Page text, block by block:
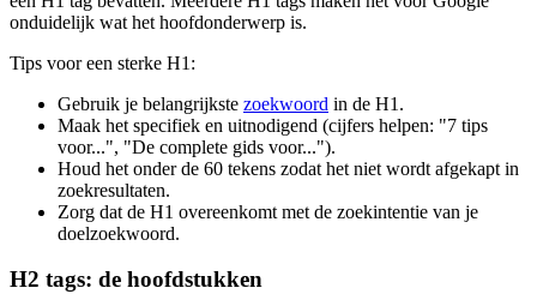
onduidelijk wat het hoofdonderwerp is.
Tips voor een sterke H1:
Gebruik je belangrijkste zoekwoord in de H1.
Maak het specifiek en uitnodigend (cijfers helpen: "7 tips
voor...", "De complete gids voor...").
Houd het onder de 60 tekens zodat het niet wordt afgekapt in
zoekresultaten.
Zorg dat de H1 overeenkomt met de zoekintentie van je
doelzoekwoord.
H2 tags: de hoofdstukken